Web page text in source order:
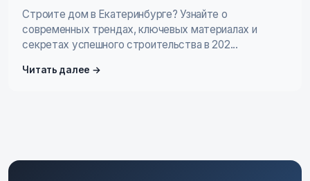
Строите дом в Екатеринбурге? Узнайте о
современных трендах, ключевых материалах и
секретах успешного строительства в 202...
Читать далее →